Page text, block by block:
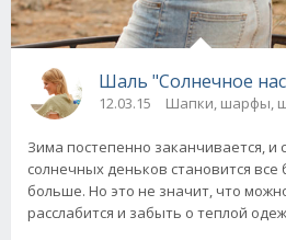
Шаль "Солнечное
12.03.15 Шапки, шарфы,
Зима постепенно заканчивается, и
солнечных деньков становится все
больше. Но это не значит, что
расслабится и забыть о теплой